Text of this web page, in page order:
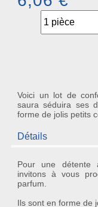
Voici un lot de
saura séduira ses
forme de jolis petits
Détails
Pour une détente
invitons à vous
parfum
Ils sont en forme de